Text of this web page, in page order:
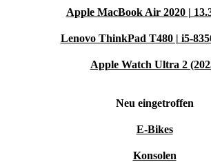
Apple MacBook Air 2020 |
Lenovo ThinkPad T480 | i5-
Apple Watch Ultra 2
Neu eingetroffen
E-Bikes
Konsolen